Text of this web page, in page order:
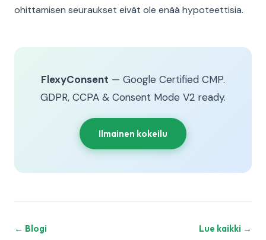
ohittamisen seuraukset eivät ole enää hypoteettisia.
FlexyConsent — Google Certified CMP.
GDPR, CCPA & Consent Mode V2 ready.
Ilmainen kokeilu
← Blogi Lue kaikki →